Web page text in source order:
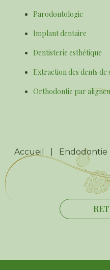
Parodontologie
Implant dentaire
Dentisterie esthétique
Extraction des dents de
Orthodontie par
Accueil Endodontie